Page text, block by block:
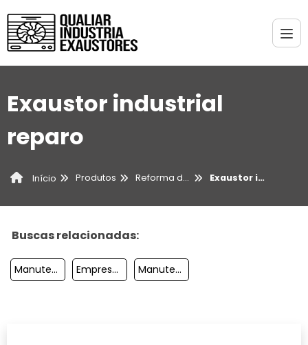
Exaustor industrial
reparo
Início Produtos Reforma de exaustores Exaustor industrial reparo
Buscas relacionadas:
Manutenção De Exaustores Sp Empresa De Manutenção De Exaustor Manutenção De Exaustor